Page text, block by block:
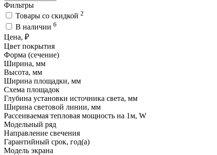
Фильтры
Товары со скидкой 2
В наличии 6
Цена, ₽
Цвет покрытия
Форма (сечение)
Ширина, мм
Высота, мм
Ширина площадки, мм
Схема площадок
Глубина установки источника света, мм
Ширина световой линии, мм
Рассеиваемая тепловая мощность на 1м, W
Модельный ряд
Направление свечения
Гарантийный срок, год(а)
Модель экрана